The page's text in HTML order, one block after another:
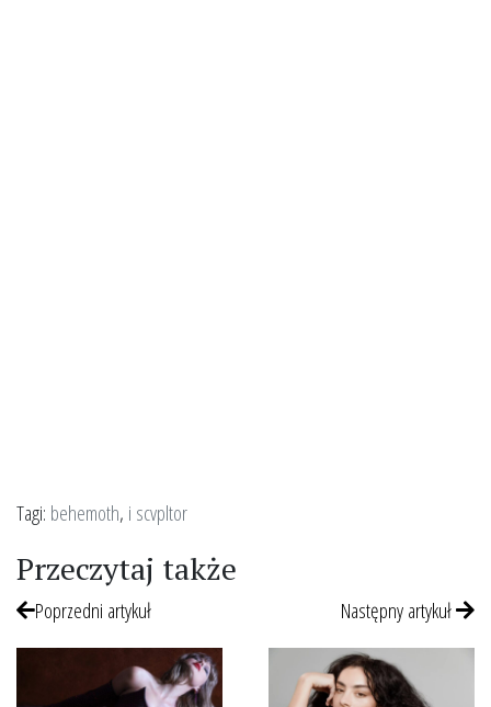
Tagi: behemoth, i scvpltor
Przeczytaj także
Poprzedni artykuł Następny artykuł